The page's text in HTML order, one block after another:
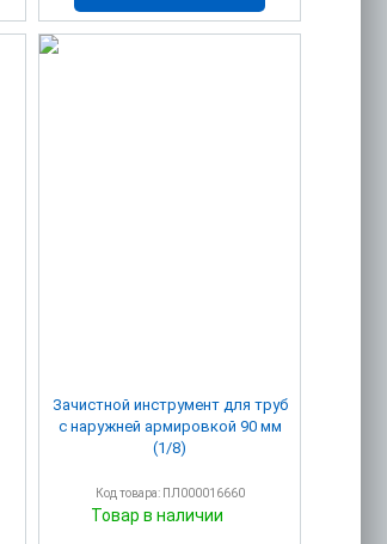
Зачистной инструмент для труб
с наружней армировкой 90 мм
(1/8)
Код товара: ПЛ000016660
Товар в наличии